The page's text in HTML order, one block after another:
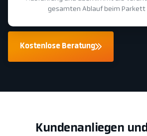
gesamten Ablauf beim Parkett
Kostenlose Beratung
Kundenanliegen